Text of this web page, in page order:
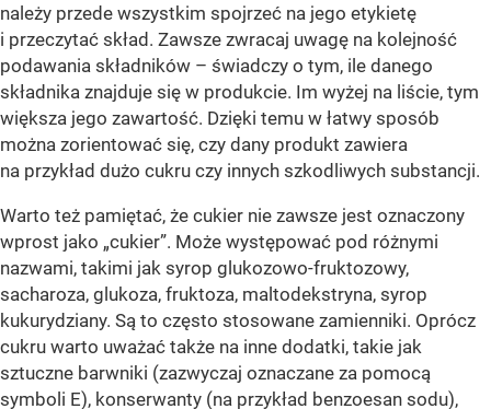
należy przede wszystkim spojrzeć na jego etykietę
i przeczytać skład. Zawsze zwracaj uwagę na kolejność
podawania składników – świadczy o tym, ile danego
składnika znajduje się w produkcie. Im wyżej na liście, tym
większa jego zawartość. Dzięki temu w łatwy sposób
można zorientować się, czy dany produkt zawiera
na przykład dużo cukru czy innych szkodliwych substancji.
Warto też pamiętać, że cukier nie zawsze jest oznaczony
wprost jako „cukier”. Może występować pod różnymi
nazwami, takimi jak syrop glukozowo-fruktozowy,
sacharoza, glukoza, fruktoza, maltodekstryna, syrop
kukurydziany. Są to często stosowane zamienniki. Oprócz
cukru warto uważać także na inne dodatki, takie jak
sztuczne barwniki (zazwyczaj oznaczane za pomocą
symboli E), konserwanty (na przykład benzoesan sodu),